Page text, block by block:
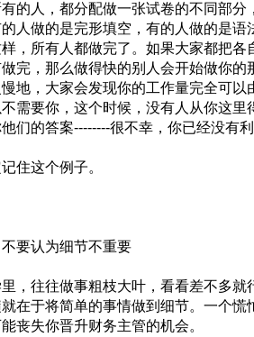
的人，都分配做一张试卷的不同部分
人做的是完形填空，有的人做的是
，所有人都做完了。如果大家都把各
完，那么做得快的别人会开始做你的
地，大家会发现你的工作量完全可以
需要你，这个时候，没有人从你这里
们的答案--------很不幸，你已经没有
住这个例子。
要认为细节不重要
，往往做事粗枝大叶，看看差不多就
在于将简单的事情做到细节。一个慌
丧失你晋升财务主管的机会。